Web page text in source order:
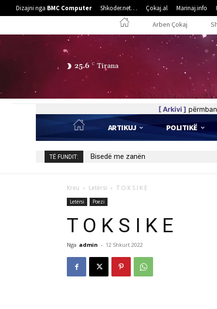
Dizajni nga BMC Computer Shkoder.net… Çokaj.al Marinaj.info
Arben Çokaj
25.6 C Tirana
[ Arkivi ]
ARTIKUJ POLITIKË
TË FUNDIT: Bisedë me zanën
Kreu Letërsi T O K S I K E
Letërsi Poezi
T O K S I K E
Nga admin - 12 Shkurt 2022